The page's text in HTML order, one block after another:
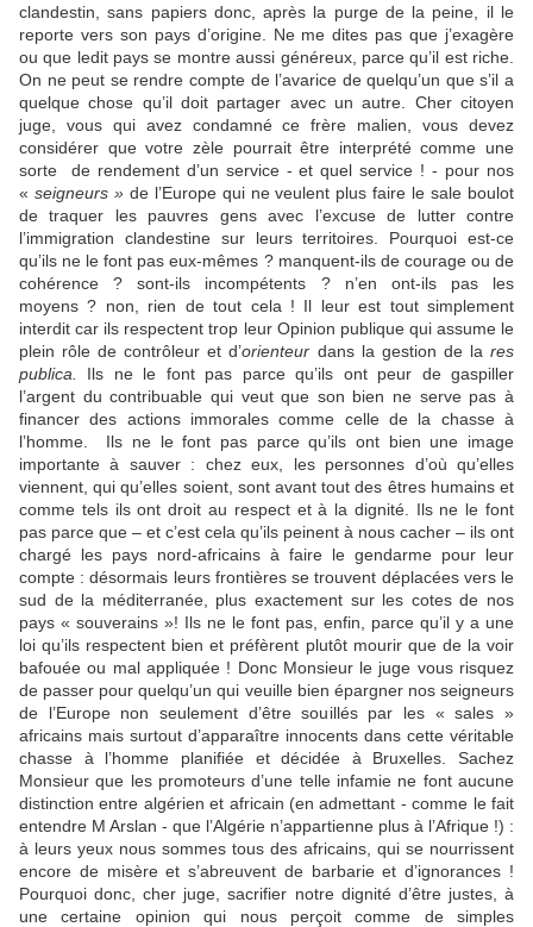
clandestin, sans papiers donc, après la purge de la peine, il le
reporte vers son pays d’origine. Ne me dites pas que j’exagère
ou que ledit pays se montre aussi généreux, parce qu’il est riche.
On ne peut se rendre compte de l’avarice de quelqu’un que s’il a
quelque chose qu’il doit partager avec un autre. Cher citoyen
juge, vous qui avez condamné ce frère malien, vous devez
considérer que votre zèle pourrait être interprété comme une
sorte
de rendement d’un service - et quel service ! - pour nos
« seigneurs »de l’Europe qui ne veulent plus faire le sale boulot
de traquer les pauvres gens avec l’excuse de lutter contre
l’immigration clandestine sur leurs territoires. Pourquoi est-ce
qu’ils ne le font pas eux-mêmes ? manquent-ils de courage ou de
cohérence ? sont-ils incompétents ? n’en ont-ils pas les
moyens ? non, rien de tout cela ! Il leur est tout simplement
interdit car ils respectent trop leur Opinion publique qui assume le
plein rôle de contrôleur et d’orienteur dans la gestion de lares
publica.
Ils ne le font pas parce qu’ils ont peur de gaspiller
l’argent du contribuable qui veut que son bien ne serve pas à
financer des actions immorales comme celle de la chasse à
l’homme. Ils ne le font pas parce qu’ils ont bien une image
importante à sauver : chez eux, les personnes d’où qu’elles
viennent, qui qu’elles soient, sont avant tout des êtres humains et
comme tels ils ont droit au respect et à la dignité. Ils ne le font
pas parce que – et c’est cela qu’ils peinent à nous cacher – ils ont
chargé les pays nord-africains à faire le gendarme pour leur
compte : désormais leurs frontières se trouvent déplacées vers le
sud de la méditerranée, plus exactement sur les cotes de nos
pays « souverains »! Ils ne le font pas, enfin, parce qu’il y a une
loi qu’ils respectent bien et préfèrent plutôt mourir que de la voir
bafouée ou mal appliquée ! Donc Monsieur le juge vous risquez
de passer pour quelqu’un qui veuille bien épargner nos seigneurs
de l’Europe non seulement d’être souillés par les « sales »
africains mais surtout d’apparaître innocents dans cette véritable
chasse à l’homme planifiée et décidée à Bruxelles. Sachez
Monsieur que les promoteurs d’une telle infamie ne font aucune
distinction entre algérien et africain (en admettant - comme le fait
entendre M Arslan - que l’Algérie n’appartienne plus à l’Afrique !) :
à leurs yeux nous sommes tous des africains, qui se nourrissent
encore de misère et s’abreuvent de barbarie et d’ignorances !
Pourquoi donc, cher juge, sacrifier notre dignité d’être justes, à
une certaine opinion qui nous perçoit comme de simples